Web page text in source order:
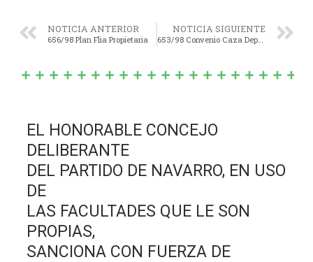
NOTICIA ANTERIOR
656/98 Plan Flia Propietaria
NOTICIA SIGUIENTE
653/98 Convenio Caza Deportiva
EL HONORABLE CONCEJO
DELIBERANTE
DEL PARTIDO DE NAVARRO, EN USO
DE
LAS FACULTADES QUE LE SON
PROPIAS,
SANCIONA CON FUERZA DE